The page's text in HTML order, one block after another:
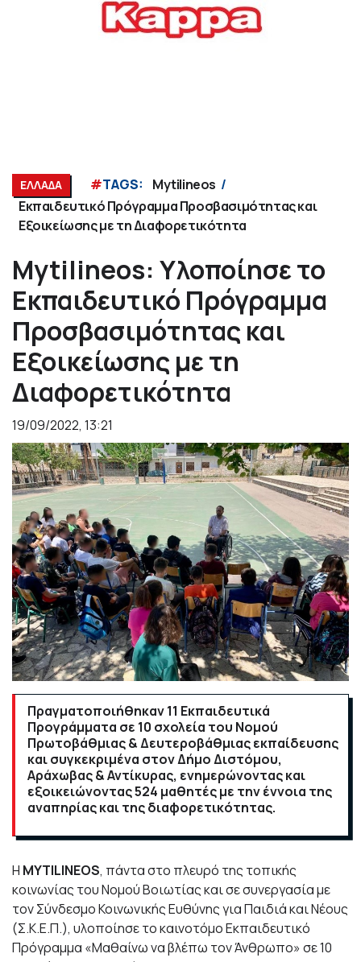
ΕΛΛΑΔΑ #TAGS:
Mytilineos
Εκπαιδευτικό Πρόγραμμα Προσβασιμότητας και
Εξοικείωσης με τη Διαφορετικότητα
Mytilineos: Υλοποίησε το
Εκπαιδευτικό Πρόγραμμα
Προσβασιμότητας και
Εξοικείωσης με τη
Διαφορετικότητα
19/09/2022, 13:21
Πραγματοποιήθηκαν 11 Εκπαιδευτικά
Προγράμματα σε 10 σχολεία του Νομού
Πρωτοβάθμιας & Δευτεροβάθμιας εκπαίδευσης
και συγκεκριμένα στον Δήμο Διστόμου,
Αράχωβας & Αντίκυρας, ενημερώνοντας και
εξοικειώνοντας 524 μαθητές με την έννοια της
αναπηρίας και της διαφορετικότητας.
Η MYTILINEOS, πάντα στο πλευρό της τοπικής
κοινωνίας του Νομού Βοιωτίας και σε συνεργασία με
τον Σύνδεσμο Κοινωνικής Ευθύνης για Παιδιά και Νέους
(Σ.Κ.Ε.Π.), υλοποίησε το καινοτόμο Εκπαιδευτικό
Πρόγραμμα «Μαθαίνω να βλέπω τον Άνθρωπο» σε 10